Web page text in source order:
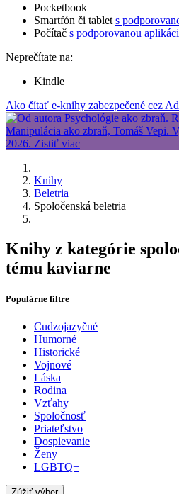
Pocketbook
Smartfón či tablet s
Počítač s podporovanou
Neprečítate na:
Kindle
Ako čítať e-knihy zabezpečené cez
Knihy
Beletria
Spoločenská beletria
Knihy z kategórie
tému kaviarne
Populárne filtre
Cudzojazyčné
Humorné
Historické
Vojnové
Láska
Rodina
Vzťahy
Spoločnosť
Priateľstvo
Dospievanie
Ženy
LGBTQ+